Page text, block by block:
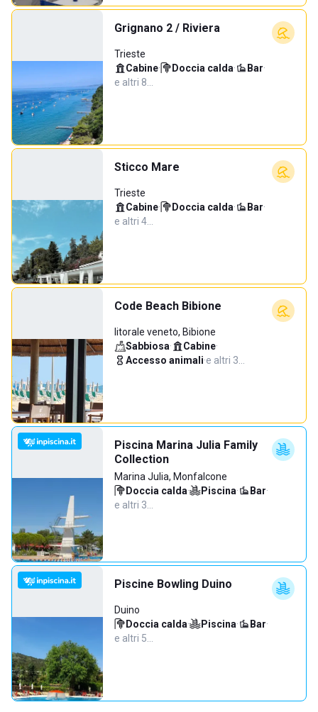
Grignano 2 / Riviera
Trieste
Cabine· Doccia calda· Bar·
e altri 8…
Sticco Mare
Trieste
Cabine· Doccia calda· Bar·
e altri 4…
Code Beach Bibione
litorale veneto, Bibione
Sabbiosa· Cabine·
Accesso animali·e altri 3…
Piscina Marina Julia Family
Collection
Marina Julia, Monfalcone
Doccia calda· Piscina· Bar·
e altri 3…
Piscine Bowling Duino
Duino
Doccia calda· Piscina· Bar·
e altri 5…